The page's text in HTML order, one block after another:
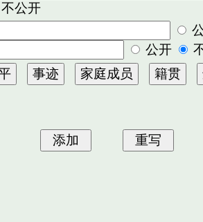
不公开
公开